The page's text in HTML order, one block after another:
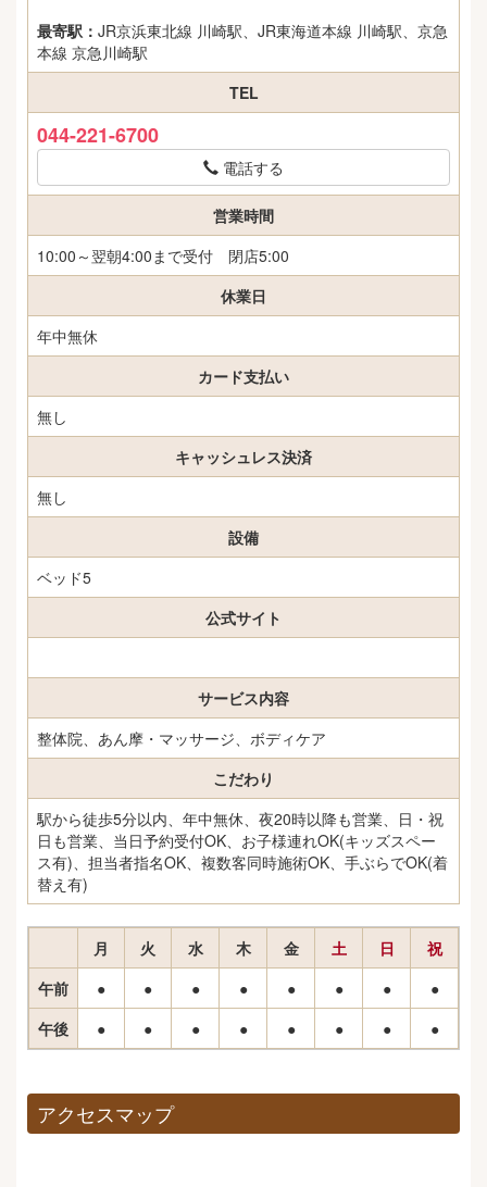
最寄駅： JR京浜東北線 川崎駅、JR東海道本線 川崎駅、京急
本線 京急川崎駅
TEL
044-221-6700
電話する
営業時間
10:00～翌朝4:00まで受付 閉店5:00
休業日
年中無休
カード支払い
無し
キャッシュレス決済
無し
設備
ベッド5
公式サイト
サービス内容
整体院、あん摩・マッサージ、ボディケア
こだわり
駅から徒歩5分以内、年中無休、夜20時以降も営業、日・祝
日も営業、当日予約受付OK、お子様連れOK(キッズスペー
ス有)、担当者指名OK、複数客同時施術OK、手ぶらでOK(着
替え有)
月 火 水 木 金 土 日
祝
午前
● ● ● ● ● ● ●
●
午後
● ● ● ● ● ● ● ●
アクセスマップ